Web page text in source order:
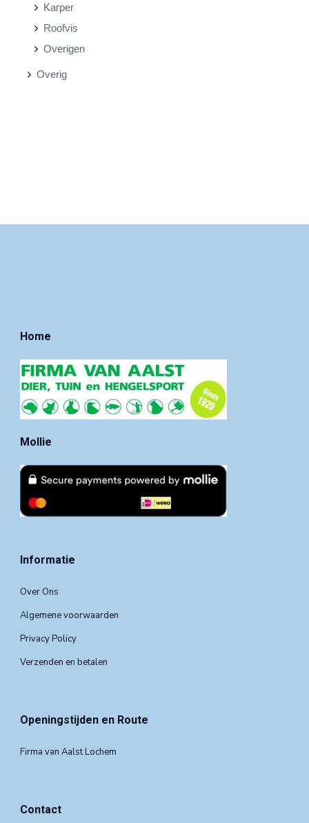
Karper
Roofvis
Overigen
Overig
Home
Mollie
Informatie
Over Ons
Algemene voorwaarden
Privacy Policy
Verzenden en betalen
Openingstijden en Route
Firma van Aalst Lochem
Contact